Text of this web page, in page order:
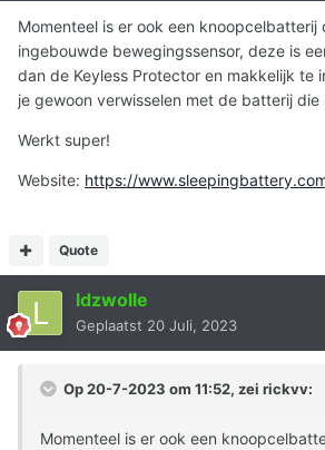
Momenteel is er ook een knoopcelbatterij
ingebouwde bewegingssensor, deze is
dan de Keyless Protector en makkelijk te
je gewoon verwisselen met de batterij die
Werkt super!
Website: https://
Quote
ldzwolle
Geplaatst 20 Juli, 2023
Op 20-7-2023 om 11:52, zei rickvv:
Momenteel is er ook een